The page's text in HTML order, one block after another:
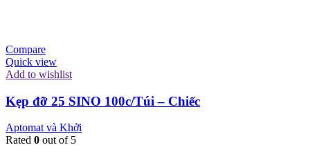
Compare
Quick view
Add to wishlist
Kẹp đỡ 25 SINO 100c/Túi – Chiếc
Aptomat và Khởi
Rated 0 out of 5